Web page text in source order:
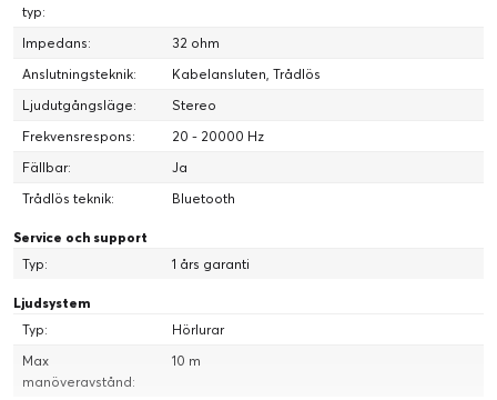
typ:
Impedans:
32 ohm
Anslutningsteknik:
Kabelansluten, Trådlös
Ljudutgångsläge:
Stereo
Frekvensrespons:
20 - 20000 Hz
Fällbar:
Ja
Trådlös teknik:
Bluetooth
Service och support
Typ:
1 års garanti
Ljudsystem
Typ:
Hörlurar
Max
manöveravstånd:
10 m